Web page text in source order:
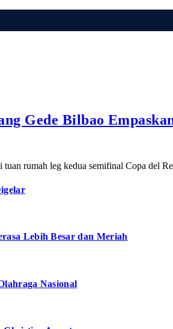
Gede Bilbao
tuan rumah leg kedua semifinal Copa del
Lebih Besar dan Meriah
Nasional